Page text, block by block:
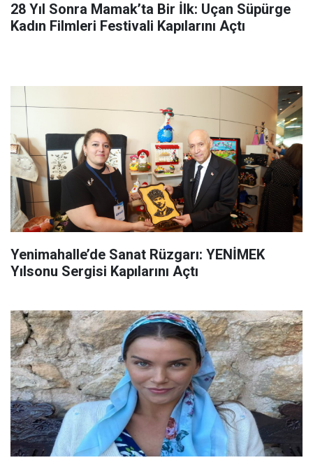
28 Yıl Sonra Mamak’ta Bir İlk: Uçan Süpürge
Kadın Filmleri Festivali Kapılarını Açtı
Yenimahalle’de Sanat Rüzgarı: YENİMEK
Yılsonu Sergisi Kapılarını Açtı